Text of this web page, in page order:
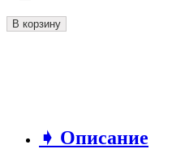
В корзину
➧ Описание